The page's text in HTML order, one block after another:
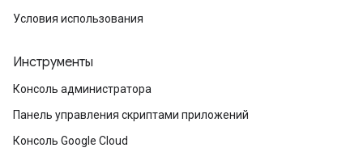
Условия использования
Инструменты
Консоль администратора
Панель управления скриптами приложений
Консоль Google Cloud